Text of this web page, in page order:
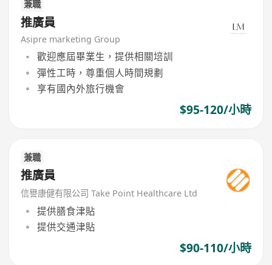
兼職
推廣員
Asipre marketing Group
歡迎應屆畢業生，提供相關培訓
彈性工時，尊重個人時間規劃
享有國內外旅行機會
$95-120/小時
兼職
推廣員
信譽康健有限公司 Take Point Healthcare Ltd
提供膳食津貼
提供交通津貼
$90-110/小時